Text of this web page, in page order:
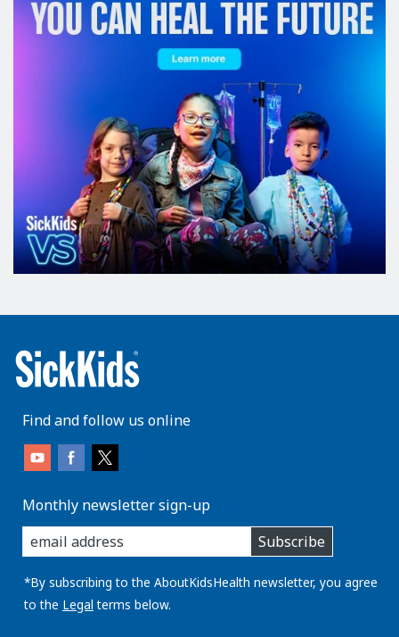
Find and follow us online
Monthly newsletter sign-up
enter
you
email
address:
Subscribe
*By subscribing to the AboutKidsHealth newsletter, you agree
to the Legal terms below.